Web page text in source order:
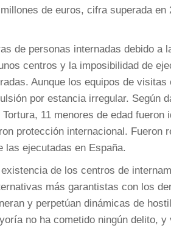
de euros, cifra superada
de personas internadas debido a
centros y la imposibilidad de
Aunque los equipos de
por estancia irregular. Según
11 menores de edad
protección internacional. Fueron
las ejecutadas en España.
de los centros de
más garantistas con los
y perpetúan dinámicas de
no ha cometido ningún delito,